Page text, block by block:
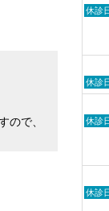
ので、
2026
日
月
2026
休診
日
曜
8
月
休診
日
月
2026
休診
日
休診